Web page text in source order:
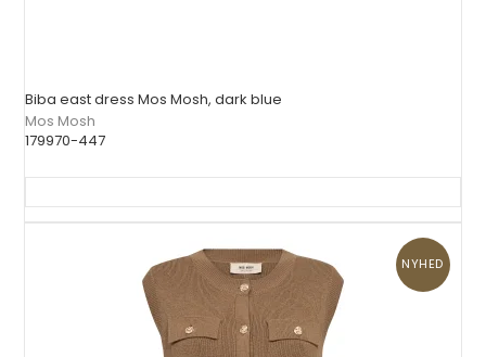
Biba east dress Mos Mosh, dark blue
Mos Mosh
179970-447
NYHED